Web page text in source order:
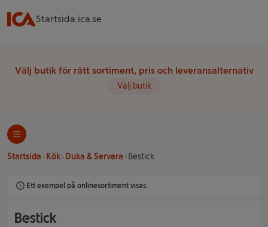
Startsida ica.se
Välj butik för rätt sortiment, pris och leveransalternativ
Välj butik
Startsida Kök Duka & Servera Bestick
Ett exempel på onlinesortiment visas.
Bestick